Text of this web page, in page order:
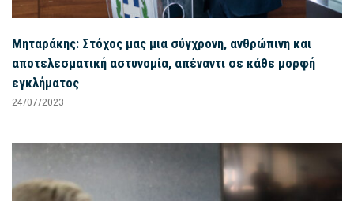
Μηταράκης: Στόχος μας μια σύγχρονη, ανθρώπινη και
αποτελεσματική αστυνομία, απέναντι σε κάθε μορφή
εγκλήματος
24/07/2023